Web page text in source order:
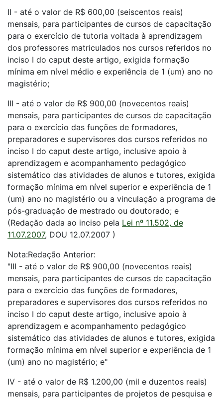
II - até o valor de R$ 600,00 (seiscentos reais)
mensais, para participantes de cursos de capacitação
para o exercício de tutoria voltada à aprendizagem
dos professores matriculados nos cursos referidos no
inciso I do caput deste artigo, exigida formação
mínima em nível médio e experiência de 1 (um) ano no
magistério;
III - até o valor de R$ 900,00 (novecentos reais)
mensais, para participantes de cursos de capacitação
para o exercício das funções de formadores,
preparadores e supervisores dos cursos referidos no
inciso I do caput deste artigo, inclusive apoio à
aprendizagem e acompanhamento pedagógico
sistemático das atividades de alunos e tutores, exigida
formação mínima em nível superior e experiência de 1
(um) ano no magistério ou a vinculação a programa de
pós-graduação de mestrado ou doutorado; e
(Redação dada ao inciso pela Lei nº 11.502, de
11.07.2007, DOU 12.07.2007 )
Nota:Redação Anterior:
"III - até o valor de R$ 900,00 (novecentos reais)
mensais, para participantes de cursos de capacitação
para o exercício das funções de formadores,
preparadores e supervisores dos cursos referidos no
inciso I do caput deste artigo, inclusive apoio à
aprendizagem e acompanhamento pedagógico
sistemático das atividades de alunos e tutores, exigida
formação mínima em nível superior e experiência de 1
(um) ano no magistério; e"
IV - até o valor de R$ 1.200,00 (mil e duzentos reais)
mensais, para participantes de projetos de pesquisa e